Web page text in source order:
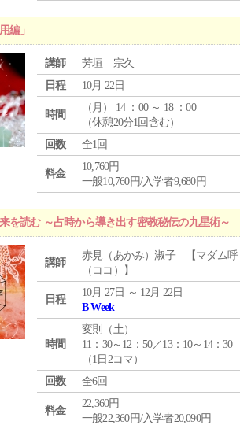
編」
講師
芳垣 宗久
日程
10月 22日
時間
（ 月 ） 14 ：00 ～ 18 ：00
（休憩20分1回含む）
回数
全1回
料金
10,760円
一般10,760円/入学者9,680円
を読む ～占時から導き出す密教秘伝の九星術～
講師
赤見（あかみ）淑子 【マダム呼
（ココ）】
日程
10月 27日 ～ 12月 22日
B Week
時間
変則（土）
11：30～12：50／13：10～14：30
（1日2コマ）
回数
全6回
料金
22,360円
一般22,360円/入学者20,090円